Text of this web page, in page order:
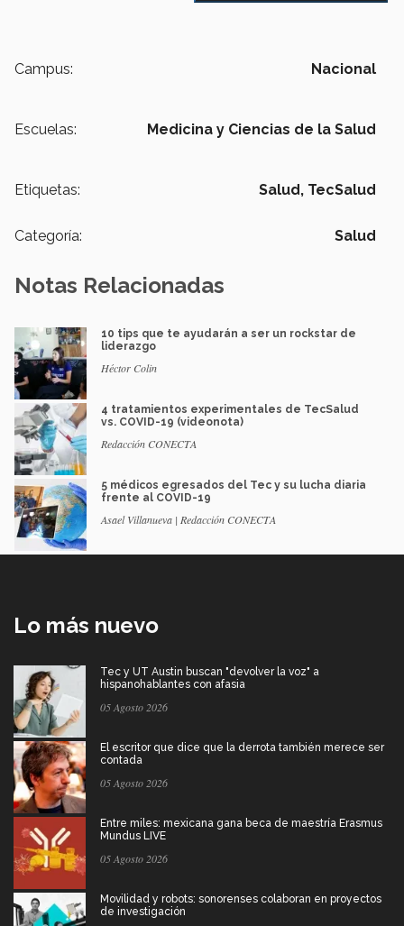
Campus: Nacional
Escuelas: Medicina y Ciencias de la Salud
Etiquetas: Salud, TecSalud
Categoría: Salud
Notas Relacionadas
10 tips que te ayudarán a ser un rockstar de
liderazgo
Héctor Colin
4 tratamientos experimentales de TecSalud
vs. COVID-19 (videonota)
Redacción CONECTA
5 médicos egresados del Tec y su lucha diaria
frente al COVID-19
Asael Villanueva | Redacción CONECTA
Lo más nuevo
Tec y UT Austin buscan "devolver la voz" a
hispanohablantes con afasia
05 Agosto 2026
El escritor que dice que la derrota también merece ser
contada
05 Agosto 2026
Entre miles: mexicana gana beca de maestría Erasmus
Mundus LIVE
05 Agosto 2026
Movilidad y robots: sonorenses colaboran en proyectos
de investigación